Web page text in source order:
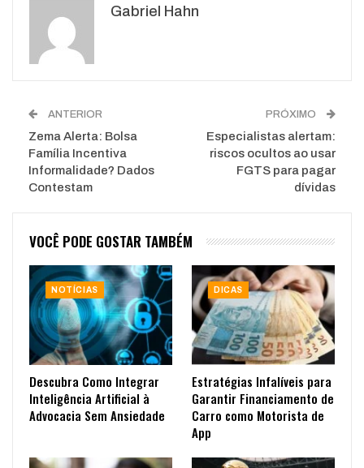
WhatsApp
Gabriel Hahn
ANTERIOR
Zema Alerta: Bolsa
Família Incentiva
Informalidade? Dados
Contestam
PRÓXIMO
Especialistas alertam:
riscos ocultos ao usar
FGTS para pagar
dívidas
VOCÊ PODE GOSTAR TAMBÉM
NOTÍCIAS
Descubra Como Integrar
Inteligência Artificial à
Advocacia Sem Ansiedade
DICAS
Estratégias Infalíveis para
Garantir Financiamento de
Carro como Motorista de
App